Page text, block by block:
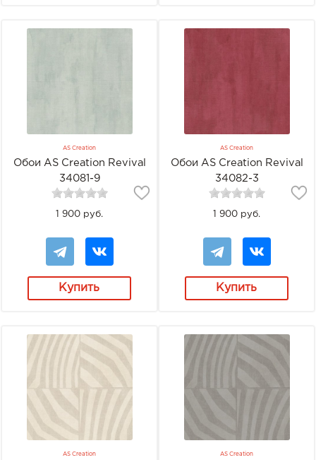
AS Creation
Обои AS Creation Revival
34081-9
1 900 руб.
Купить
AS Creation
Обои AS Creation Revival
34082-3
1 900 руб.
Купить
AS Creation AS Creation